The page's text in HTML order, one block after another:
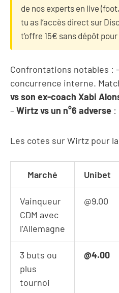
de nos experts en live
tu as l’accès direct sur
t’offre 15€ sans dépôt
Confrontations notables :
concurrence interne.
vs son ex-coach Xabi
–Wirtz vs un n°6 adverse :
Les cotes sur Wirtz pour la
Marché Unibet
Vainqueur
CDM avec
l’Allemagne
@9.00
3 buts ou
plus
tournoi
@4.00